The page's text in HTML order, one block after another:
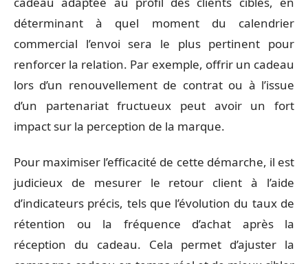
déterminant à quel moment du calendrier
commercial l’envoi sera le plus pertinent pour
renforcer la relation. Par exemple, offrir un cadeau
lors d’un renouvellement de contrat ou à l’issue
d’un partenariat fructueux peut avoir un fort
impact sur la perception de la marque.
Pour maximiser l’efficacité de cette démarche, il est
judicieux de mesurer le retour client à l’aide
d’indicateurs précis, tels que l’évolution du taux de
rétention ou la fréquence d’achat après la
réception du cadeau. Cela permet d’ajuster la